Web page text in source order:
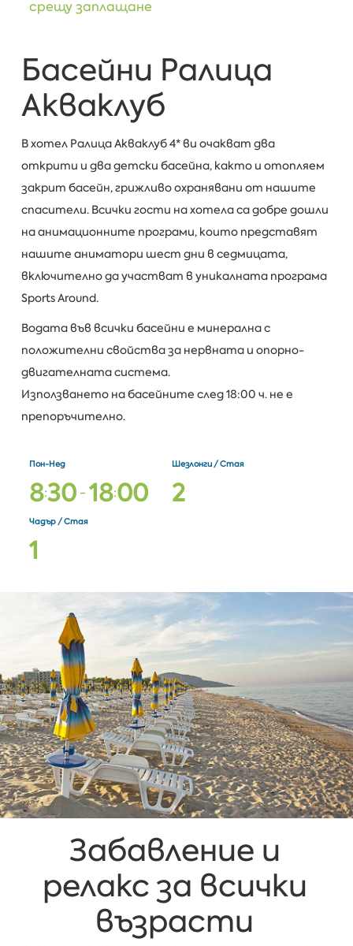
срещу заплащане
Басейни Ралица
Акваклуб
В хотел Ралица Акваклуб 4* ви очакват два
открити и два детски басейна, както и отопляем
закрит басейн, грижливо охранявани от нашите
спасители. Всички гости на хотела са добре дошли
на анимационните програми, които представят
нашите аниматори шест дни в седмицата,
включително да участват в уникалната програма
Sports Around.
Водата във всички басейни е минерална с
положителни свойства за нервната и опорно-
двигателната система.
Използването на басейните след 18:00 ч. не е
препоръчително.
Пон-Нед
8:30-18:00
Шезлонги / Стая
2
Чадър / Стая
1
Забавление и
релакс за всички
възрасти